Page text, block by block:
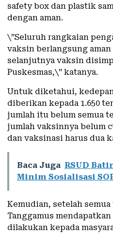
safety box dan plastik
dengan aman.
\”Seluruh rangkaian
vaksin berlangsung
selanjutnya vaksin
Puskesmas,\” katanya.
Untuk diketahui,
diberikan kepada 1.650
jumlah itu belum semua
jumlah vaksinnya belum
dan vaksinasi harus dua
Baca Juga RSUD
Minim Sosialisasi
Kemudian, setelah
Tanggamus
dilakukan kepada